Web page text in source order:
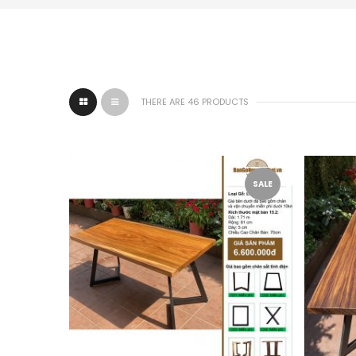
THERE ARE 46 PRODUCTS
SALE